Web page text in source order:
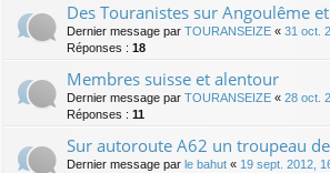
Des Touranistes sur Angoulême
Dernier message par TOURANSEIZE « 31 oct.
Réponses : 18
Membres suisse et alentour
Dernier message par TOURANSEIZE « 28 oct.
Réponses : 11
Sur autoroute A62 un troupeau
Dernier message par le bahut « 19 sept. 2012,